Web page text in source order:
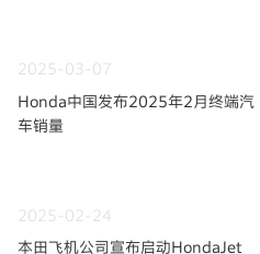
2025-03-07
Honda中国发布2025年2月终端汽
车销量
2025-02-24
本田飞机公司宣布启动HondaJet